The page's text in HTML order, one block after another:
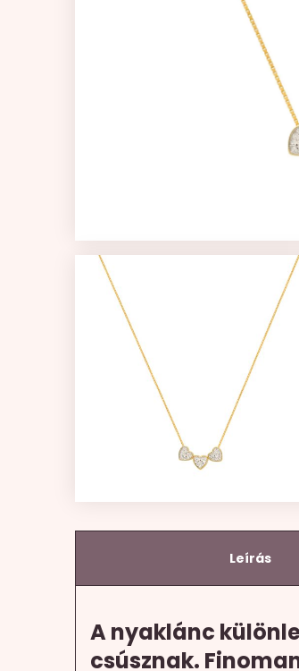
Leírás
A nyaklánc
csúsznak.